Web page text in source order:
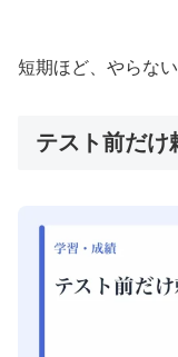
短期ほど、やらな
テスト前だけ